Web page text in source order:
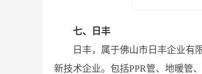
七、日丰
日丰，属于佛山市日丰企业有
新技术企业。包括PPR管、地暖管